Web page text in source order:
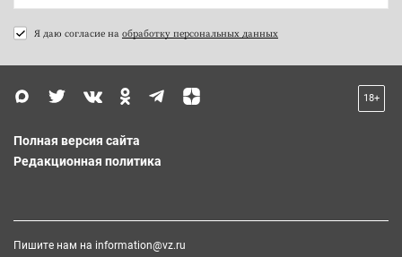
Я даю согласие на обработку персональных данных
18+
Полная версия сайта
Редакционная политика
Пишите нам на information@vz.ru